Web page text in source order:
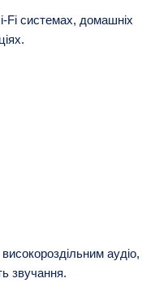
Fi системах, домашніх
аудіо,
звучання.